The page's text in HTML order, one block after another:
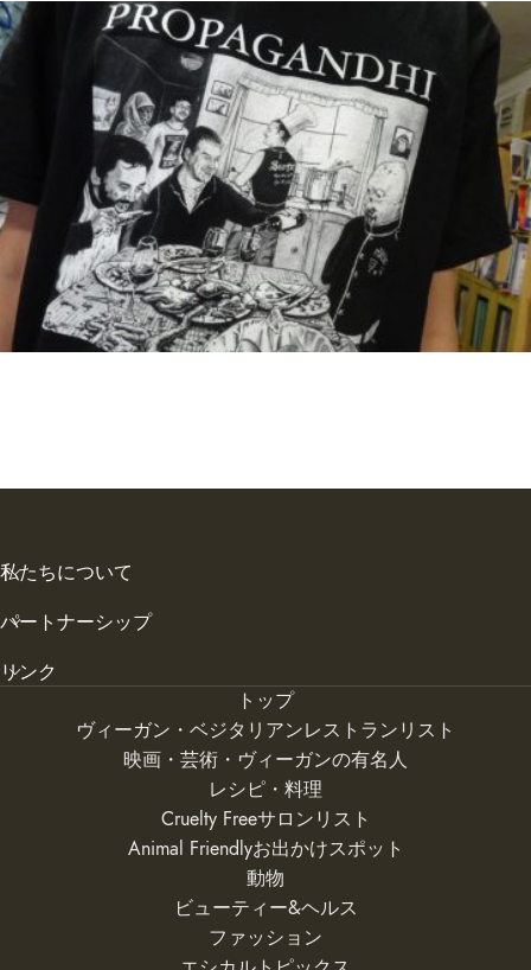
私たちについて
パートナーシップ
リンク
トップ
ヴィーガン・ベジタリアンレストランリスト
映画・芸術・ヴィーガンの有名人
レシピ・料理
Cruelty Freeサロンリスト
Animal Friendlyお出かけスポット
動物
ビューティー&ヘルス
ファッション